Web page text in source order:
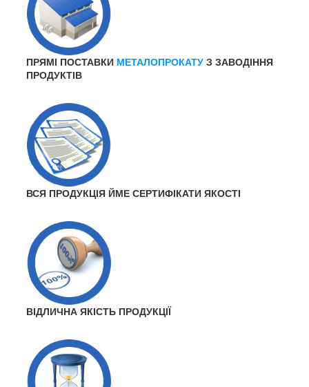
ПРЯМІ ПОСТАВКИ МЕТАЛОПРОКАТУ З ЗАВОДІННЯ
ПРОДУКТІВ
ВСЯ ПРОДУКЦІЯ ЙМЕ СЕРТИФІКАТИ ЯКОСТІ
ВІДЛИЧНА ЯКІСТЬ ПРОДУКЦІЇ